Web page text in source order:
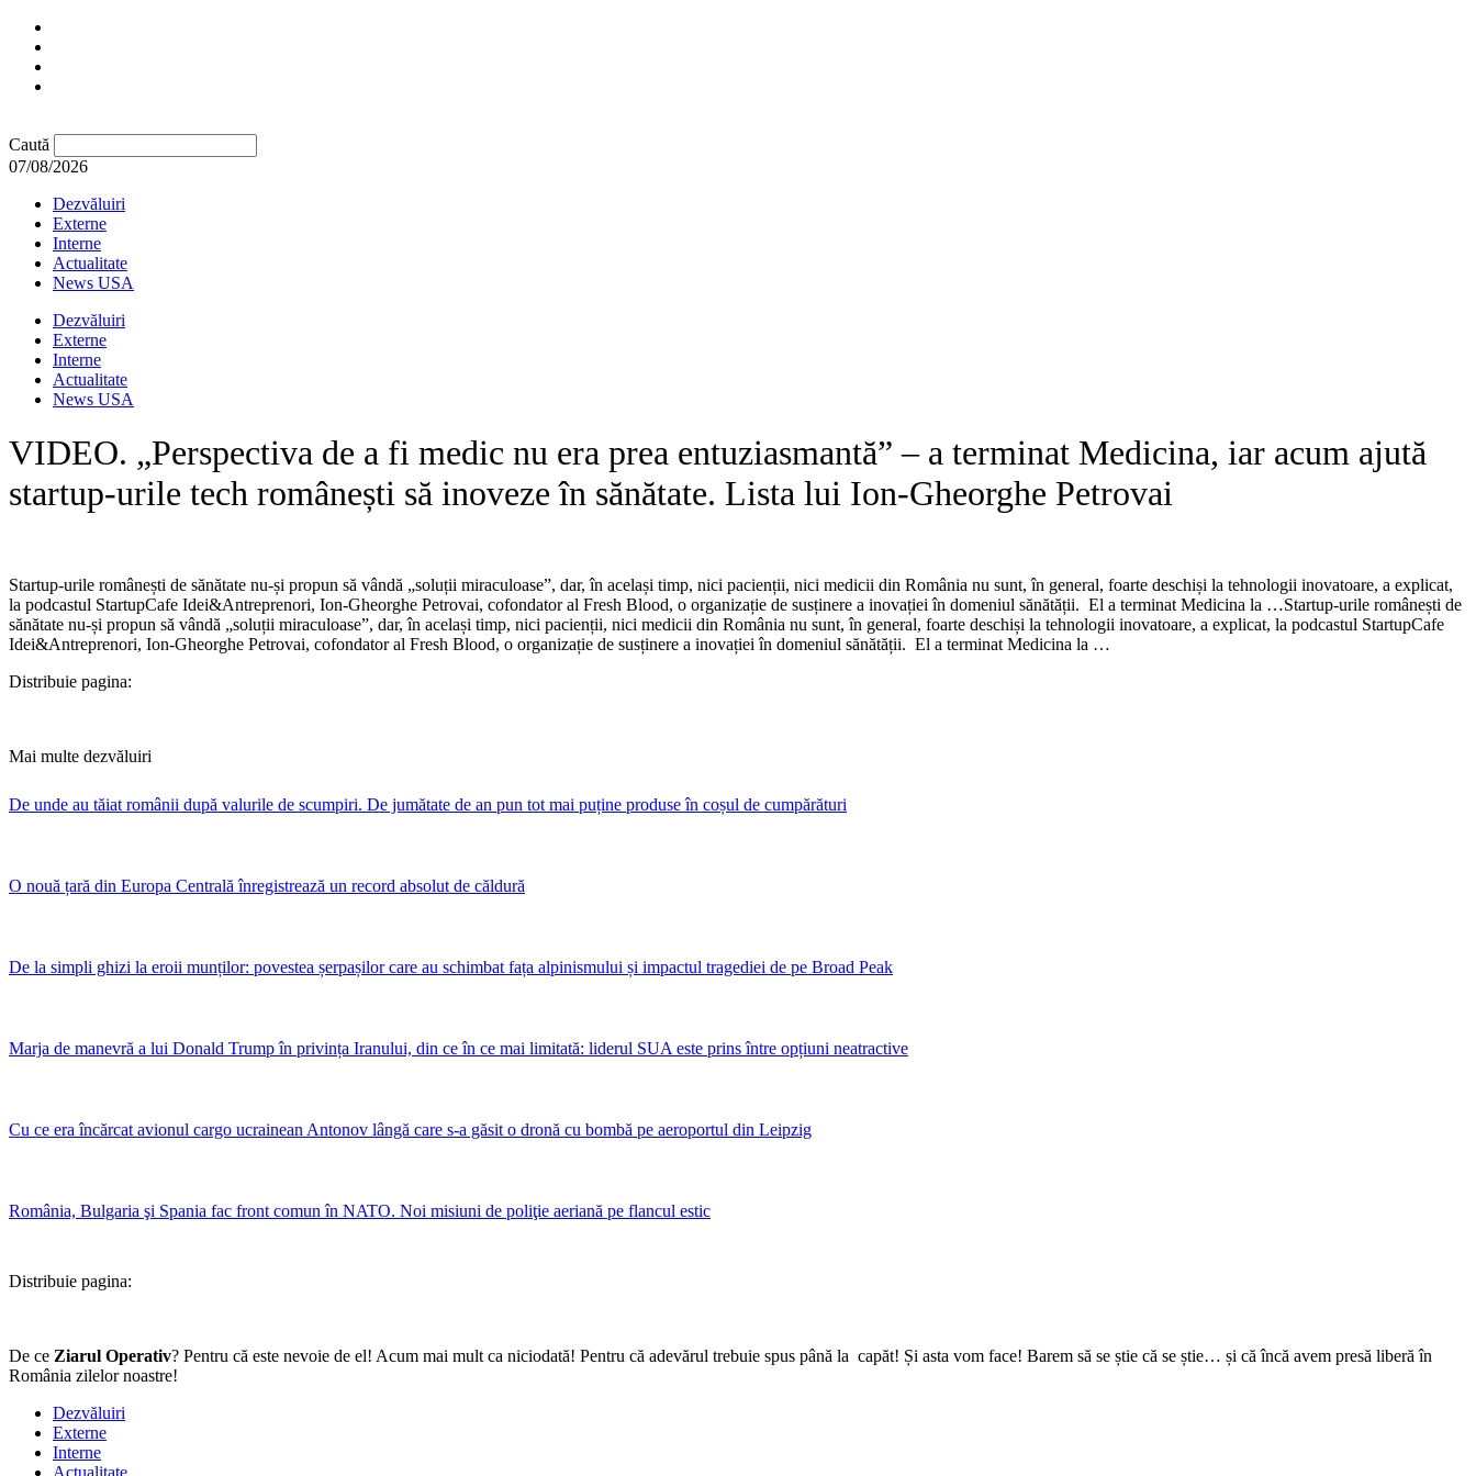
Caută
07/08/2026
Dezvăluiri
Externe
Interne
Actualitate
News USA
Dezvăluiri
Externe
Interne
Actualitate
News USA
VIDEO. „Perspectiva de a fi medic nu era prea entuziasmantă” – a terminat Medicina, iar acum ajută
startup-urile tech românești să inoveze în sănătate. Lista lui Ion-Gheorghe Petrovai
Startup-urile românești de sănătate nu-și propun să vândă „soluții miraculoase”, dar, în același timp, nici pacienții, nici medicii din România nu sunt, în general, foarte deschiși la tehnologii inovatoare, a explicat,
la podcastul StartupCafe Idei&Antreprenori, Ion-Gheorghe Petrovai, cofondator al Fresh Blood, o organizație de susținere a inovației în domeniul sănătății. El a terminat Medicina la …​Startup-urile românești de
sănătate nu-și propun să vândă „soluții miraculoase”, dar, în același timp, nici pacienții, nici medicii din România nu sunt, în general, foarte deschiși la tehnologii inovatoare, a explicat, la podcastul StartupCafe
Idei&Antreprenori, Ion-Gheorghe Petrovai, cofondator al Fresh Blood, o organizație de susținere a inovației în domeniul sănătății. El a terminat Medicina la …
Distribuie pagina:
Mai multe dezvăluiri
De unde au tăiat românii după valurile de scumpiri. De jumătate de an pun tot mai puține produse în coșul de cumpărături
O nouă țară din Europa Centrală înregistrează un record absolut de căldură
De la simpli ghizi la eroii munților: povestea șerpașilor care au schimbat fața alpinismului și impactul tragediei de pe Broad Peak
Marja de manevră a lui Donald Trump în privința Iranului, din ce în ce mai limitată: liderul SUA este prins între opțiuni neatractive
Cu ce era încărcat avionul cargo ucrainean Antonov lângă care s-a găsit o dronă cu bombă pe aeroportul din Leipzig
România, Bulgaria şi Spania fac front comun în NATO. Noi misiuni de poliţie aeriană pe flancul estic
Distribuie pagina:
De ce Ziarul Operativ? Pentru că este nevoie de el! Acum mai mult ca niciodată! Pentru că adevărul trebuie spus până la capăt! Și asta vom face! Barem să se știe că se știe… și că încă avem presă liberă în
România zilelor noastre!
Dezvăluiri
Externe
Interne
Actualitate